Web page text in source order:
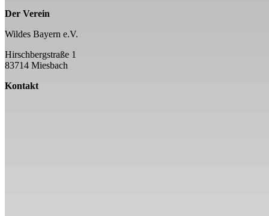
Der Verein
Wildes Bayern e.V.
Hirschbergstraße 1
83714 Miesbach
Kontakt